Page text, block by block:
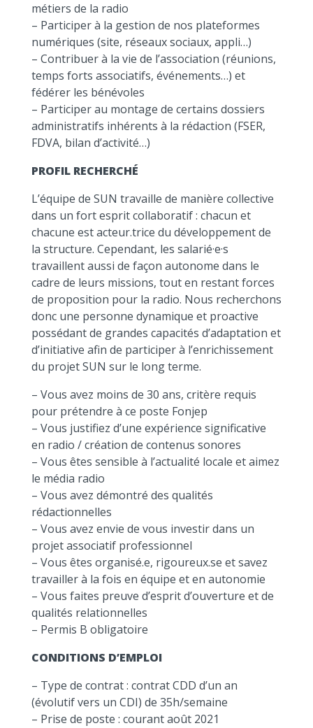
métiers de la radio
– Participer à la gestion de nos plateformes
numériques (site, réseaux sociaux, appli…)
– Contribuer à la vie de l’association (réunions,
temps forts associatifs, événements…) et
fédérer les bénévoles
– Participer au montage de certains dossiers
administratifs inhérents à la rédaction (FSER,
FDVA, bilan d’activité…)
PROFIL RECHERCHÉ
L’équipe de SUN travaille de manière collective
dans un fort esprit collaboratif : chacun et
chacune est acteur.trice du développement de
la structure. Cependant, les salarié·e·s
travaillent aussi de façon autonome dans le
cadre de leurs missions, tout en restant forces
de proposition pour la radio. Nous recherchons
donc une personne dynamique et proactive
possédant de grandes capacités d’adaptation et
d’initiative afin de participer à l’enrichissement
du projet SUN sur le long terme.
– Vous avez moins de 30 ans, critère requis
pour prétendre à ce poste Fonjep
– Vous justifiez d’une expérience significative
en radio / création de contenus sonores
– Vous êtes sensible à l’actualité locale et aimez
le média radio
– Vous avez démontré des qualités
rédactionnelles
– Vous avez envie de vous investir dans un
projet associatif professionnel
– Vous êtes organisé.e, rigoureux.se et savez
travailler à la fois en équipe et en autonomie
– Vous faites preuve d’esprit d’ouverture et de
qualités relationnelles
– Permis B obligatoire
CONDITIONS D’EMPLOI
– Type de contrat : contrat CDD d’un an
(évolutif vers un CDI) de 35h/semaine
– Prise de poste : courant août 2021